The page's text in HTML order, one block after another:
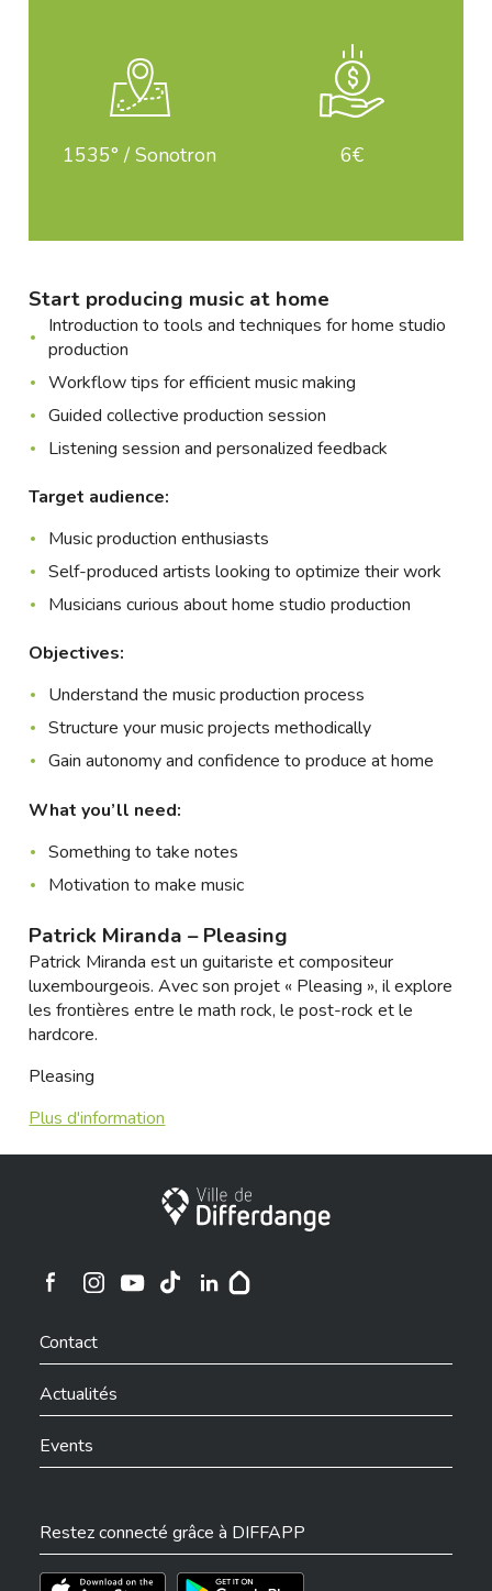
1535° / Sonotron 6€
Start producing music at home
Introduction to tools and techniques for home studio
production
Workflow tips for efficient music making
Guided collective production session
Listening session and personalized feedback
Target audience:
Music production enthusiasts
Self-produced artists looking to optimize their work
Musicians curious about home studio production
Objectives:
Understand the music production process
Structure your music projects methodically
Gain autonomy and confidence to produce at home
What you’ll need:
Something to take notes
Motivation to make music
Patrick Miranda – Pleasing
Patrick Miranda est un guitariste et compositeur
luxembourgeois. Avec son projet « Pleasing », il explore
les frontières entre le math rock, le post-rock et le
hardcore.
Pleasing
Plus d'information
Ville de Differdange
Ville de Differdange sur Instagram
Contact
Actualités
Events
Restez connecté grâce à DIFFAPP
Téléchargez l'app sur l'App StoreTéléchargez l'app sur Play Store